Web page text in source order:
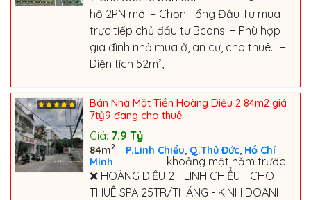
hộ 2PN mới + Chọn Tổng Đầu Tư mua
trực tiếp chủ đầu tư Bcons. + Phù hợp
gia đình nhỏ mua ở, an cư, cho thuê... +
Diện tích 52m²,...
Bán Nhà Mặt Tiền Hoàng Diệu 2 84m2 giá
7tỷ9 đang cho thuê
Giá: 7.9 Tỷ
84m2 P.Linh Chiểu Q.Thủ Đức Hồ Chí
Minh
khoảng một năm trước
❌ HOÀNG DIỆU 2 - LINH CHIỂU - CHO
THUÊ SPA 25TR/THÁNG - KINH DOANH